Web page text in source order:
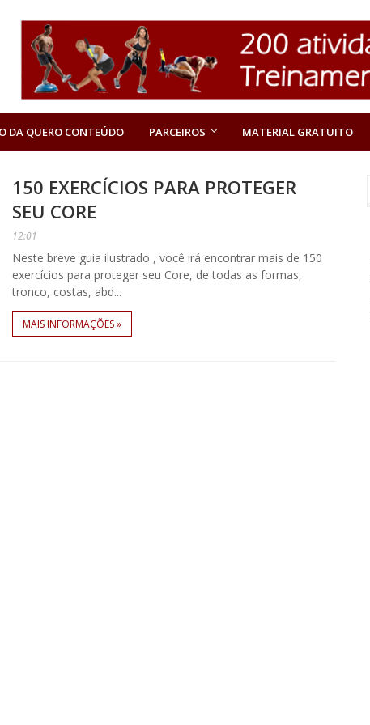
DA QUERO CONTEÚDO PARCEIROS MATERIAL GRATUITO
150 EXERCÍCIOS PARA PROTEGER
SEU CORE
12:01
Neste breve guia ilustrado , você irá encontrar mais de 150
exercícios para proteger seu Core, de todas as formas,
tronco, costas, abd...
MAIS INFORMAÇÕES »